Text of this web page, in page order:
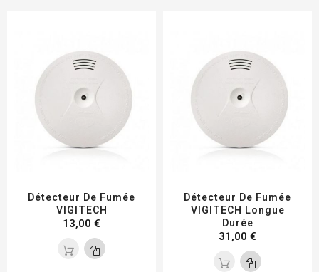
Détecteur De Fumée
VIGITECH
13,00 €
Détecteur De Fumée
VIGITECH Longue
Durée
31,00 €